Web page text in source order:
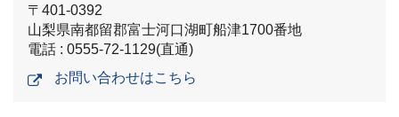
〒401-0392
山梨県南都留郡富士河口湖町船津1700番地
電話 : 0555-72-1129(直通)
お問い合わせはこちら